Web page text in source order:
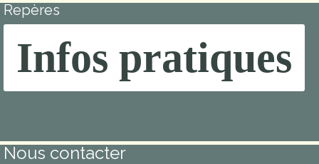
Repères
Infos pratiques
Nous contacter